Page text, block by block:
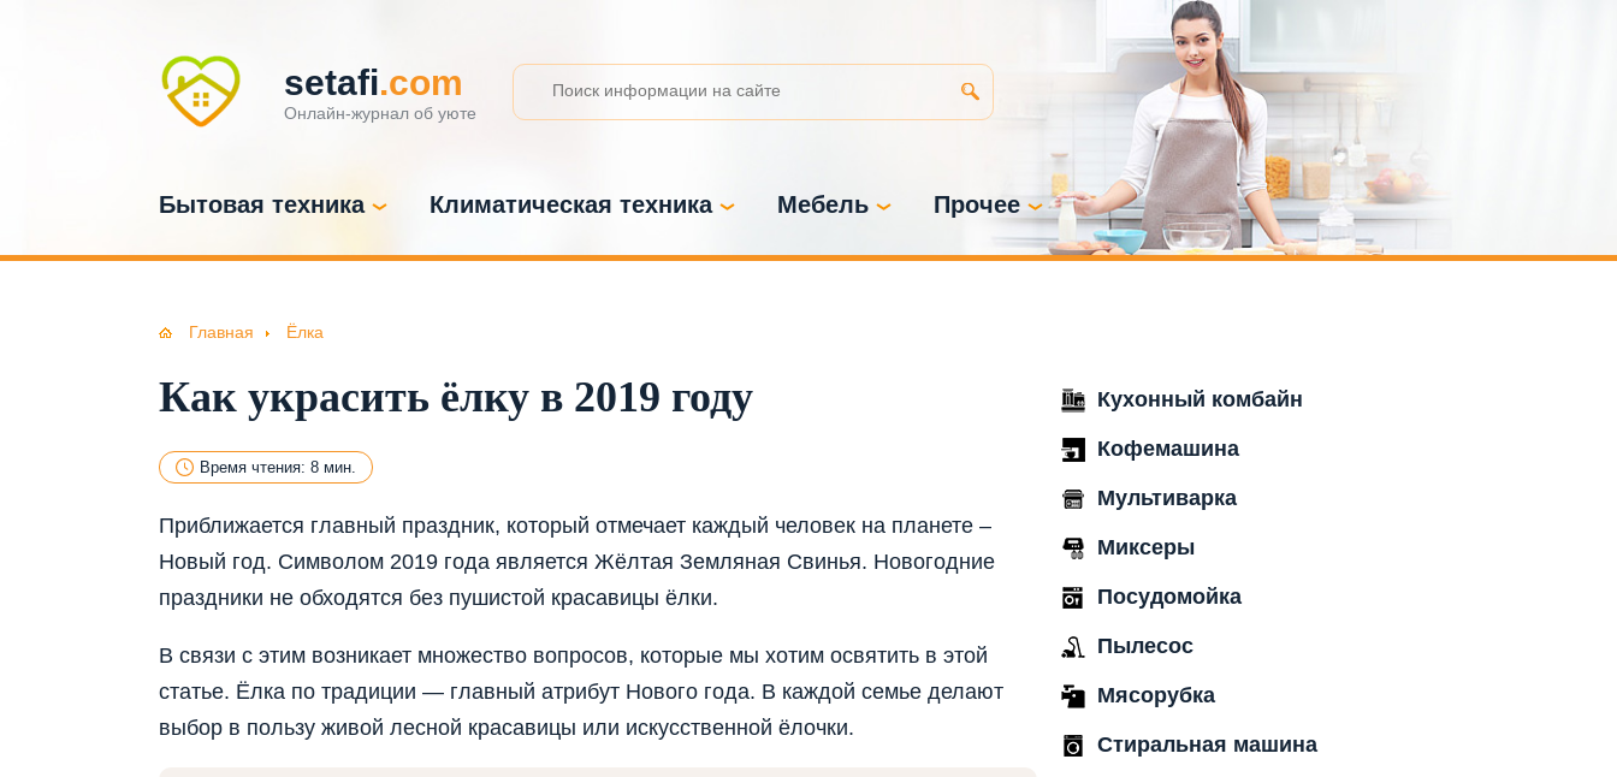
setafi.com
Онлайн-журнал об уюте
Бытовая техника Климатическая техника Мебель Прочее
Главная Ёлка
Как украсить ёлку в 2019 году
Время чтения: 8 мин.
Приближается главный праздник, который отмечает каждый человек на планете –
Новый год. Символом 2019 года является Жёлтая Земляная Свинья. Новогодние
праздники не обходятся без пушистой красавицы ёлки.
В связи с этим возникает множество вопросов, которые мы хотим освятить в этой
статье. Ёлка по традиции — главный атрибут Нового года. В каждой семье делают
выбор в пользу живой лесной красавицы или искусственной ёлочки.
Кухонный комбайн
Кофемашина
Мультиварка
Миксеры
Посудомойка
Пылесос
Мясорубка
Стиральная машина